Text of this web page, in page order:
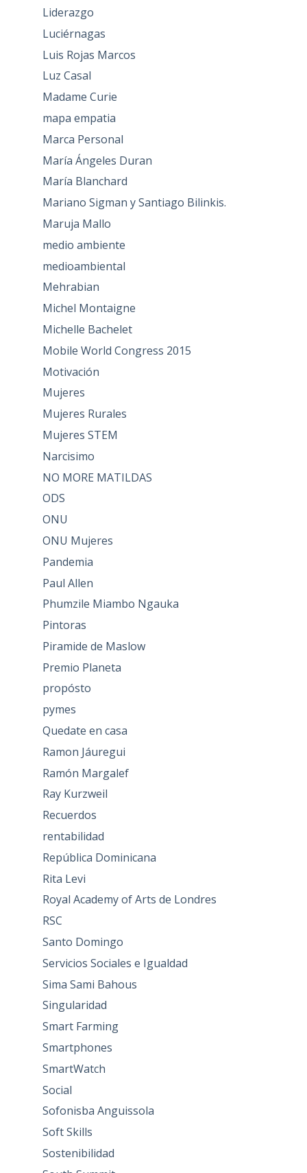
Liderazgo
Luciérnagas
Luis Rojas Marcos
Luz Casal
Madame Curie
mapa empatia
Marca Personal
María Ángeles Duran
María Blanchard
Mariano Sigman y Santiago Bilinkis.
Maruja Mallo
medio ambiente
medioambiental
Mehrabian
Michel Montaigne
Michelle Bachelet
Mobile World Congress 2015
Motivación
Mujeres
Mujeres Rurales
Mujeres STEM
Narcisimo
NO MORE MATILDAS
ODS
ONU
ONU Mujeres
Pandemia
Paul Allen
Phumzile Miambo Ngauka
Pintoras
Piramide de Maslow
Premio Planeta
propósto
pymes
Quedate en casa
Ramon Jáuregui
Ramón Margalef
Ray Kurzweil
Recuerdos
rentabilidad
República Dominicana
Rita Levi
Royal Academy of Arts de Londres
RSC
Santo Domingo
Servicios Sociales e Igualdad
Sima Sami Bahous
Singularidad
Smart Farming
Smartphones
SmartWatch
Social
Sofonisba Anguissola
Soft Skills
Sostenibilidad